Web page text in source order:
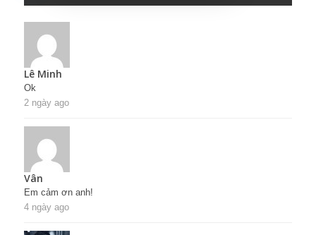
Lê Minh
Ok
2 ngày ago
Vân
Em cảm ơn anh!
4 ngày ago